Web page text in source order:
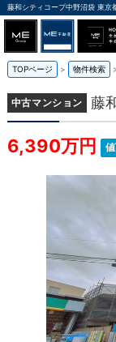
TOPページ 物件検索
中古マンション 藤
6,390万円